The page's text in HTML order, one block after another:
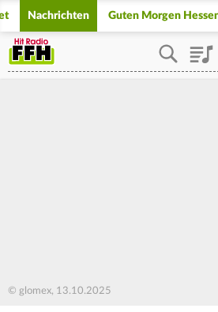
Nachrichten Guten Morgen
© glomex, 13.10.2025